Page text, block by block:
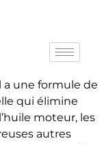
une formule de
qui élimine
moteur, les
autres